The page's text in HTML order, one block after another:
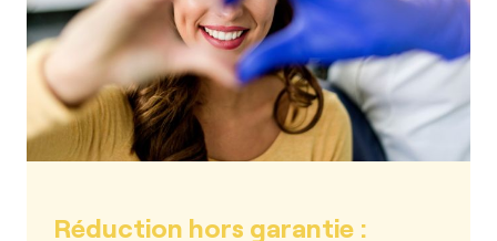
Réduction hors garantie :